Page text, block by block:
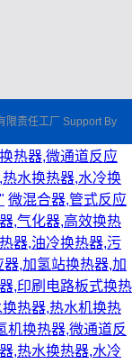
限责任工厂 Support By
热器,微通道反应
水换热器,水冷换
微混合器,管式反应
,气化器,高效换热
器,油冷换热器,污
,加氢站换热器,加
,印刷电路板式换热
热器,热水机换热
机换热器,微通道反
,热水换热器,水冷